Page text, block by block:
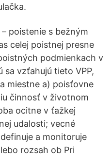
poistenie s bežným
celej poistnej presne
podmienkach v
sa vzťahujú tieto VPP,
miestne a) poisťovne
činnosť v životnom
ocitne v ťažkej
udalosti; vecné
a monitoruje
rozsah ob Pri